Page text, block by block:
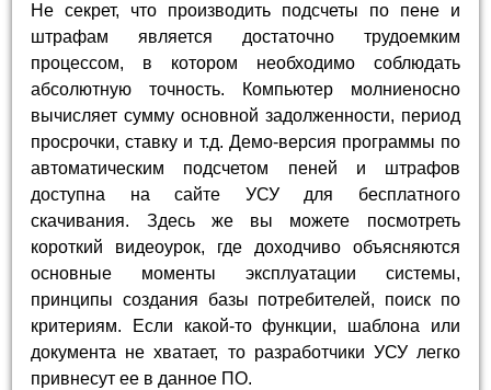
Не секрет, что производить подсчеты по пене и
штрафам является достаточно трудоемким
процессом, в котором необходимо соблюдать
абсолютную точность. Компьютер молниеносно
вычисляет сумму основной задолженности, период
просрочки, ставку и т.д. Демо-версия программы по
автоматическим подсчетом пеней и штрафов
доступна на сайте УСУ для бесплатного
скачивания. Здесь же вы можете посмотреть
короткий видеоурок, где доходчиво объясняются
основные моменты эксплуатации системы,
принципы создания базы потребителей, поиск по
критериям. Если какой-то функции, шаблона или
документа не хватает, то разработчики УСУ легко
привнесут ее в данное ПО.